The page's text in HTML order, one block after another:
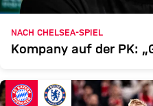
NACH CHELSEA-SPIEL
Kompany auf der PK: